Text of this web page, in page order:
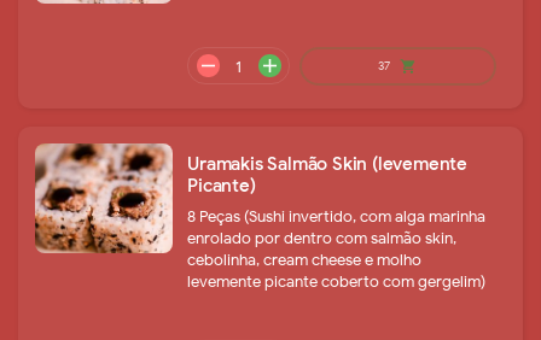
remove add
Uramakis Salmão Skin (levemente
Picante)
8 Peças (Sushi invertido, com alga marinha
enrolado por dentro com salmão skin,
cebolinha, cream cheese e molho
levemente picante coberto com gergelim)